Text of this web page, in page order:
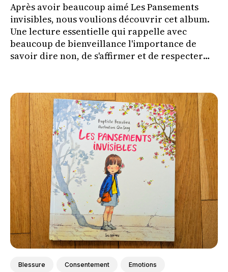
Après avoir beaucoup aimé Les Pansements
invisibles, nous voulions découvrir cet album.
Une lecture essentielle qui rappelle avec
beaucoup de bienveillance l'importance de
savoir dire non, de s'affirmer et de respecter
Blessure Consentement Emotions